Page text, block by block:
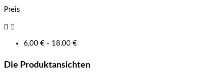
Preis
6,00 € - 18,00 €
Die Produktansichten